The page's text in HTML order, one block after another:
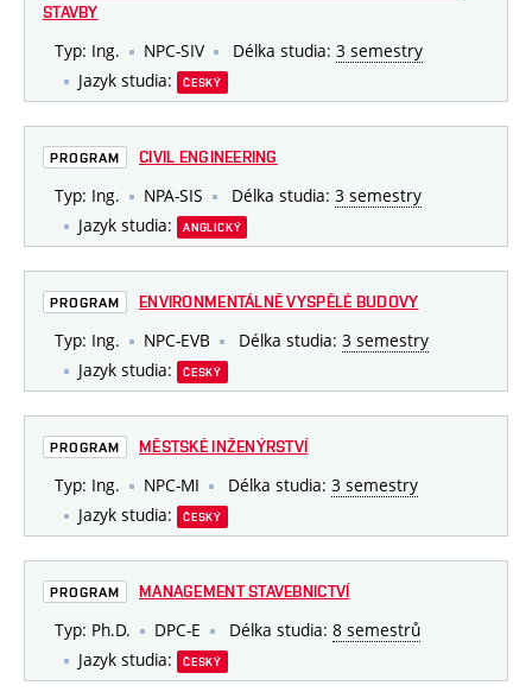
STAVBY
Typ: Ing. NPC-SIV Délka studia: 3 semestry
Jazyk studia:
ČESKÝ
PROGRAM CIVIL ENGINEERING
Typ: Ing. NPA-SIS Délka studia: 3 semestry
Jazyk studia:
ANGLICKÝ
PROGRAM ENVIRONMENTÁLNĚ VYSPĚLÉ BUDOVY
Typ: Ing. NPC-EVB Délka studia: 3 semestry
Jazyk studia:
ČESKÝ
PROGRAM MĚSTSKÉ INŽENÝRSTVÍ
Typ: Ing. NPC-MI Délka studia: 3 semestry
Jazyk studia:
ČESKÝ
PROGRAM MANAGEMENT STAVEBNICTVÍ
Typ: Ph.D. DPC-E Délka studia: 8 semestrů
Jazyk studia:
ČESKÝ